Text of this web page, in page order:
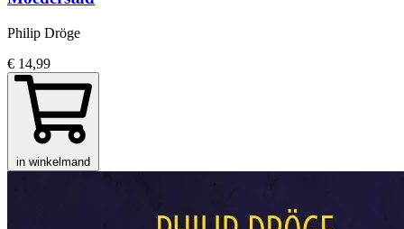
Philip Dröge
€ 14,99
in winkelmand